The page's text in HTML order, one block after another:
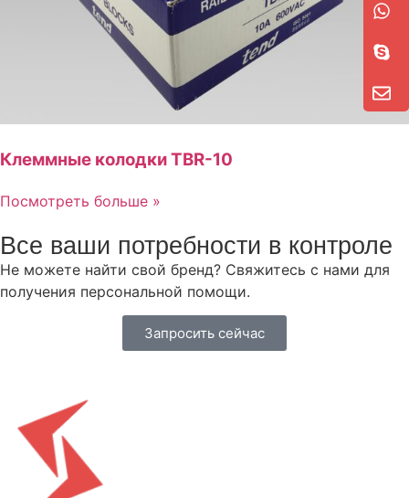
Клеммные колодки TBR-10
Посмотреть больше »
Все ваши потребности в контроле
Не можете найти свой бренд? Свяжитесь с нами для
получения персональной помощи.
Запросить сейчас